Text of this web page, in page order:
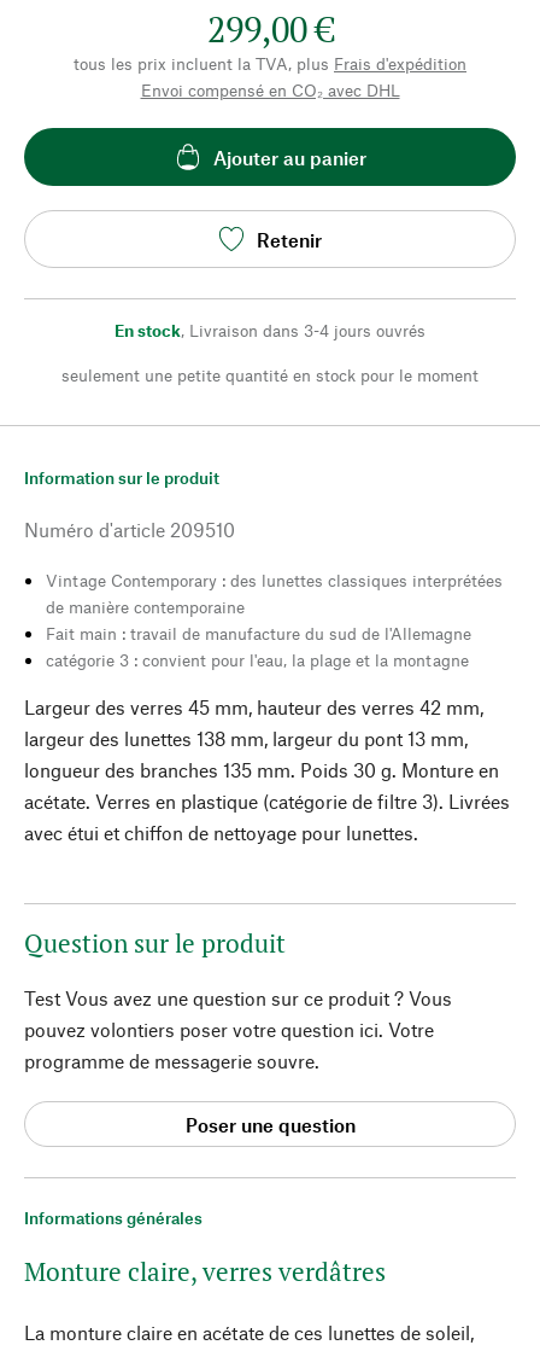
299,00 €
tous les prix incluent la TVA, plus Frais d'expédition
Envoi compensé en CO₂ avec DHL
Ajouter au panier
Retenir
En stock, Livraison dans 3-4 jours ouvrés
seulement une petite quantité en stock pour le moment
Informations générales
Monture claire, verres verdâtres
La monture claire en acétate de ces lunettes de soleil,
Information sur le produit
Numéro d'article 209510
Vintage Contemporary : des lunettes classiques interprétées
de manière contemporaine
Fait main : travail de manufacture du sud de l'Allemagne
catégorie 3 : convient pour l'eau, la plage et la montagne
Largeur des verres 45 mm, hauteur des verres 42 mm,
largeur des lunettes 138 mm, largeur du pont 13 mm,
longueur des branches 135 mm. Poids 30 g. Monture en
acétate. Verres en plastique (catégorie de filtre 3). Livrées
avec étui et chiffon de nettoyage pour lunettes.
Question sur le produit
Test Vous avez une question sur ce produit ? Vous
pouvez volontiers poser votre question ici. Votre
programme de messagerie souvre.
Poser une question